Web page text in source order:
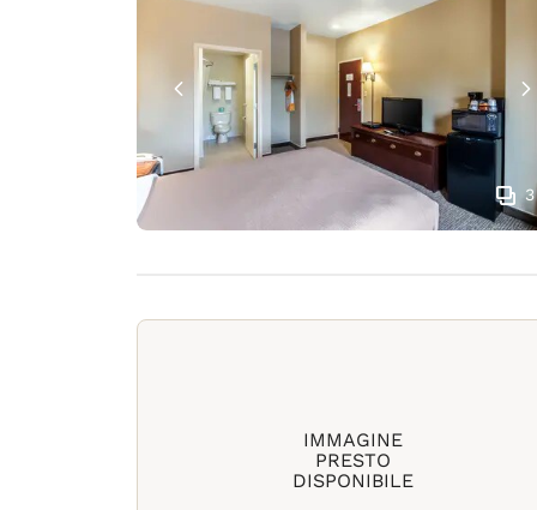
3
IMMAGINE
PRESTO
DISPONIBILE